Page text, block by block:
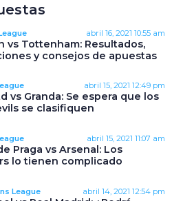
abril 16, 2021 10:55 am
vs Tottenham: Resultados,
y consejos de apuestas
abril 15, 2021 12:49 pm
vs Granda: Se espera que los
se clasifiquen
abril 15, 2021 11:07 am
Praga vs Arsenal: Los
lo tienen complicado
League abril 14, 2021 12:54 pm